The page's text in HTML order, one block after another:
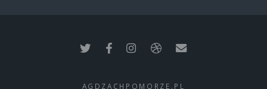
AGDZACHPOMORZE.PL